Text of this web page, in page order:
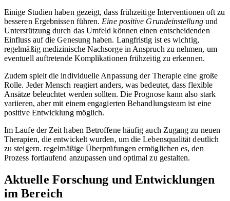
Einige Studien haben gezeigt, dass frühzeitige Interventionen oft zu
besseren Ergebnissen führen. Eine positive Grundeinstellungund
Unterstützung durch das Umfeld können einen entscheidenden
Einfluss auf die Genesung haben. Langfristig ist es wichtig,
regelmäßig medizinische Nachsorge in Anspruch zu nehmen, um
eventuell auftretende Komplikationen frühzeitig zu erkennen.
Zudem spielt die individuelle Anpassung der Therapie eine große
Rolle. Jeder Mensch reagiert anders, was bedeutet, dass flexible
Ansätze beleuchtet werden sollten. Die Prognose kann also stark
variieren, aber mit einem engagierten Behandlungsteam ist eine
positive Entwicklung möglich.
Im Laufe der Zeit haben Betroffene häufig auch Zugang zu neuen
Therapien, die entwickelt wurden, um die Lebensqualität deutlich
zu steigern. regelmäßige Überprüfungen ermöglichen es, den
Prozess fortlaufend anzupassen und optimal zu gestalten.
Aktuelle Forschung und Entwicklungen
im Bereich